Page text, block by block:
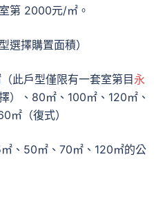
第 2000元/㎡。
選擇購置面積）
此戶型僅限有一套室第目永
）、80㎡、100㎡、120㎡、
㎡（復式）
、50㎡、70㎡、120㎡的公